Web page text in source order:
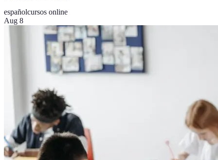
españolcursos online
Aug 8